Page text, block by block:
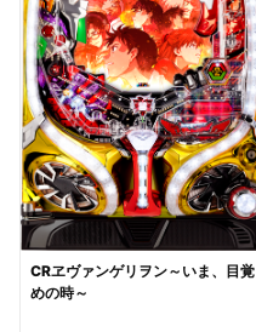
CRヱヴァンゲリヲン～いま、目覚
めの時～